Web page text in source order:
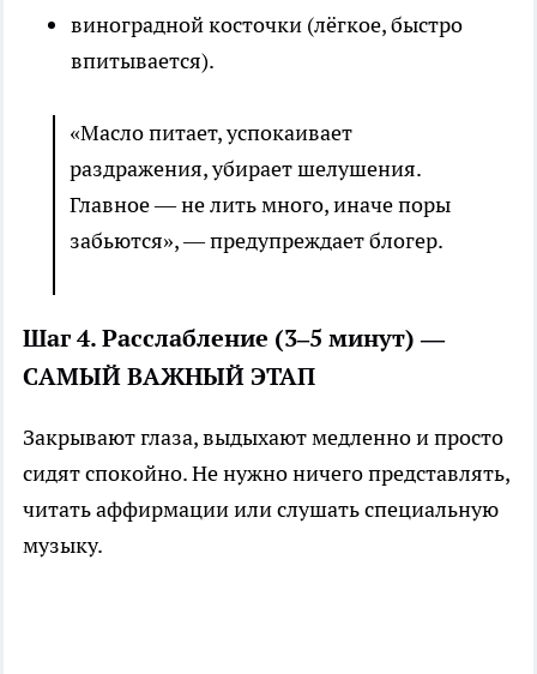
виноградной косточки (лёгкое, быстро
впитывается).
«Масло питает, успокаивает
раздражения, убирает шелушения.
Главное — не лить много, иначе поры
забьются», — предупреждает блогер.
Шаг 4. Расслабление (3–5 минут) —
САМЫЙ ВАЖНЫЙ ЭТАП
Закрывают глаза, выдыхают медленно и просто
сидят спокойно. Не нужно ничего представлять,
читать аффирмации или слушать специальную
музыку.